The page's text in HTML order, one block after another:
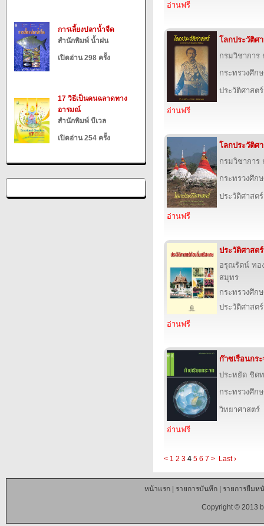
การเลี้ยงปลาน้ำจืด
สำนักพิมพ์ น้ำฝน
เปิดอ่าน 298 ครั้ง
17 วิธีเป็นคนฉลาดทาง
อารมณ์
สำนักพิมพ์ บีเวล
เปิดอ่าน 254 ครั้ง
อ่านฟรี
โลกประวัติศ
กรมวิชาการ
กระทรวงศึก
ประวัติศาสต
อ่านฟรี
โลกประวัติศ
กรมวิชาการ
กระทรวงศึก
ประวัติศาสต
อ่านฟรี
ประวัติศาสต
อรุณรัตน์ ทอ
สมุทร
กระทรวงศึก
ประวัติศาสต
อ่านฟรี
ก๊าซเรือนกร
ประหยัด ชิด
กระทรวงศึก
วิทยาศาสตร์
อ่านฟรี
< 1 2 3 4 5 6 7 > Last ›
หน้าแรก| รายการบันทึก| รายการยืมห
Copyright © 2013